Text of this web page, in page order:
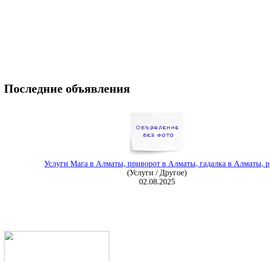
Последние объявления
Услуги Мага в Алматы, приворот в Алматы, гадалка в Алматы, р
(Услуги / Другое)
02.08.2025